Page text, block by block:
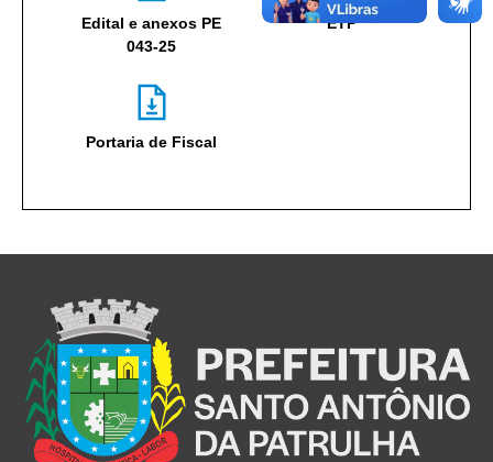
Edital e anexos PE
043-25
ETP
Portaria de Fiscal